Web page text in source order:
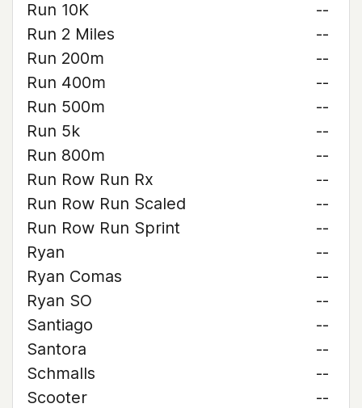
Run 10K
--
Run 2 Miles
--
Run 200m
--
Run 400m
--
Run 500m
--
Run 5k
--
Run 800m
--
Run Row Run Rx
--
Run Row Run Scaled
--
Run Row Run Sprint
--
Ryan
--
Ryan Comas
--
Ryan SO
--
Santiago
--
Santora
--
Schmalls
--
Scooter
--